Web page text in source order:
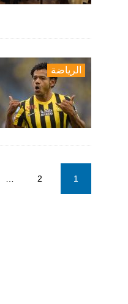
الرياضة
Posts
pagination
1
2
…